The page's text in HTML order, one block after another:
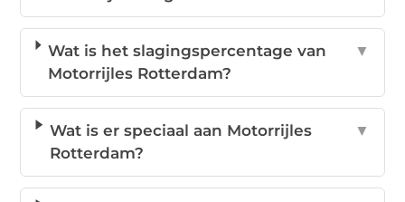
Wat is het slagingspercentage van
Motorrijles Rotterdam?
▼
Wat is er speciaal aan Motorrijles
Rotterdam?
▼